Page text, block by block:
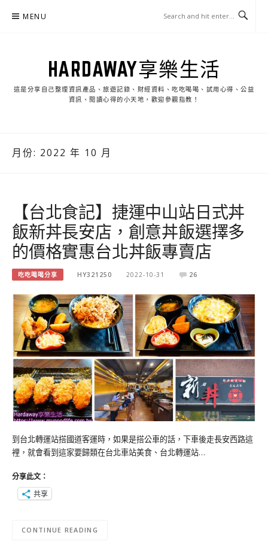
MENU
HARDAWAY享樂生活
這是分享自己整理資訊產品、旅遊記錄、財經資料、吃吃喝喝、試用心得、公益
資訊、閱讀心得的小天地，歡迎參觀指教！
月份: 2022 年 10 月
【台北食記】捷運中山站日式丼
飯新丼長安店，創意丼飯選擇多
的價格實惠台北丼飯專賣店
吃吃喝喝分享 HY321250 2022-10-31 26
到台北轉運站搭國道客運時，如果是搭公車的話，下車後走長安西路這
裡，就會看到這家要歸類在台北車站美食、台北轉運站…
分享此文：
共享
CONTINUE READING